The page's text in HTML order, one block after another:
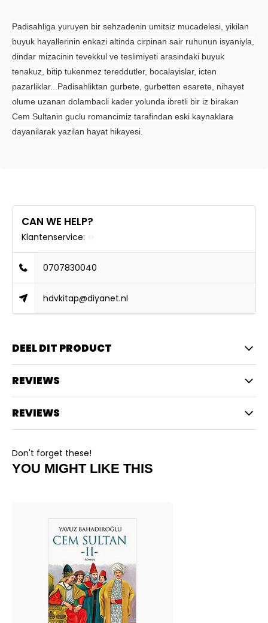
Padisahliga yuruyen bir sehzadenin umitsiz mucadelesi, yikilan
buyuk hayallerinin enkazi altinda cirpinan sair ruhunun isyaniyla,
dindar mizacinin tevekkul ve teslimiyeti arasindaki buyuk
tenakuz, bitip tukenmez tereddutler, bocalayislar, icten
pazarliklar...Padisahliktan gurbete, gurbetten esarete, nihayet
olume uzanan dolambacli kader yolunda ibretli bir iz birakan
Cem Sultanin guclu romancimiz tarafindan eski kaynaklara
dayanilarak yazilan hayat hikayesi.
CAN WE HELP?
Klantenservice:
0707830040
hdvkitap@diyanet.nl
DEEL DIT PRODUCT
REVIEWS
REVIEWS
Don't forget these!
YOU MIGHT LIKE THIS